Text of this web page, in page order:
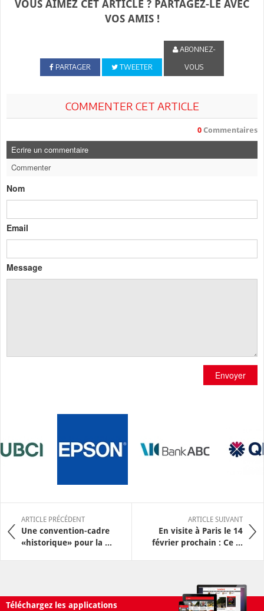
VOUS AIMEZ CET ARTICLE ? PARTAGEZ-LE AVEC
VOS AMIS !
PARTAGER TWEETER
ABONNEZ-
VOUS
COMMENTER CET ARTICLE
0 Commentaires
Ecrire un commentaire
Commenter
Nom
Email
Message
Envoyer
ARTICLE PRÉCÉDENT
Une convention-cadre
«historique» pour la ...
ARTICLE SUIVANT
En visite à Paris le 14
février prochain : Ce ...
Téléchargez les applications